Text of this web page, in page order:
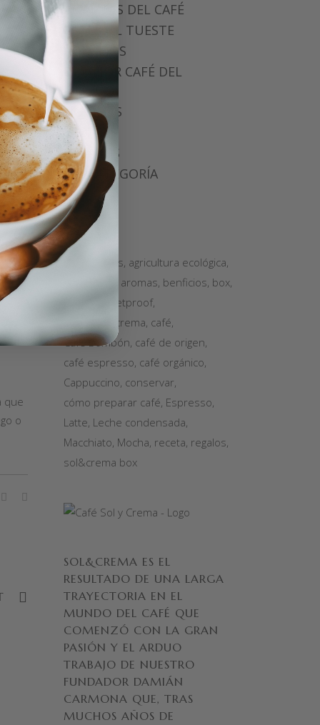
que
o
AMANTES DEL CAFÉ
ARTE DEL TUESTE
CONSEJOS
EL MEJOR CAFÉ DEL
MUNDO
NOTICIAS
RECETAS
REGALOS
SIN CATEGORÍA
TAGS
8 beneficios agricultura ecológica
aromas benficios box
Bulletproof
cafes sol&crema café
Café Bombón café de origen
café espresso café orgánico
Cappuccino conservar
cómo preparar café Espresso
Latte Leche condensada
Macchiato Mocha receta regalos
sol&crema box
SOL&CREMA ES EL
RESULTADO DE UNA LARGA
TRAYECTORIA EN EL
MUNDO DEL CAFÉ QUE
COMENZÓ CON LA GRAN
PASIÓN Y EL ARDUO
TRABAJO DE NUESTRO
FUNDADOR DAMIÁN
CARMONA QUE, TRAS
MUCHOS AÑOS DE